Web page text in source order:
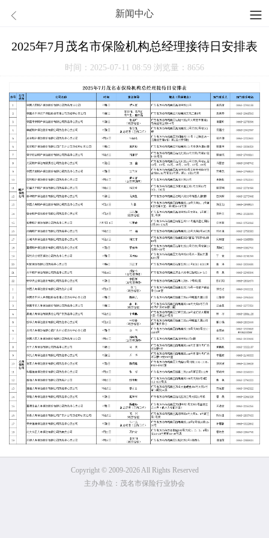
新闻中心
2025年7月茂名市保险机构总经理接待日安排表
时间：2025-07-11 08:59 浏览量：8656
Copyright © 2009-2026 All Rights Reserved
主办单位：茂名市保险行业协会